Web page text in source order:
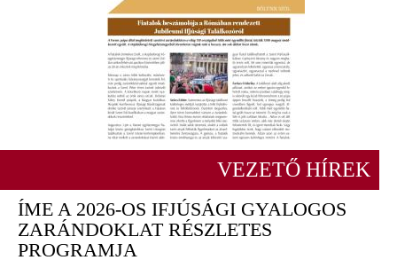
VEZETŐ HÍREK
ÍME A 2026-OS IFJÚSÁGI GYALOGOS
ZARÁNDOKLAT RÉSZLETES
PROGRAMJA